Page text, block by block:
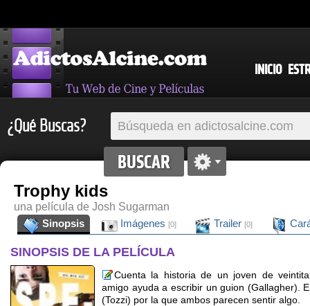
INICIO
¿Qué Buscas?
Trophy kids
una película de Josh Sugarman
Sinopsis
Imágenes [0] Trailer [0]
SINOPSIS DE LA PELÍCULA
Cuenta la historia de un joven de
amigo ayuda a escribir un guion (Gallagher).
(Tozzi) por la que ambos parecen sentir algo.